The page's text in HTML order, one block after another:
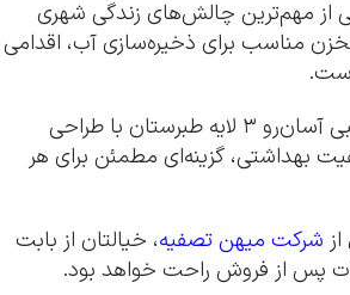
از مهم‌ترین چالش‌های زندگی شهری
مناسب برای ذخیره‌سازی آب، اقدامی
مخزن ۱۰۰۰ لیتری مکعبی آسان‌رو ۳ لایه طبرستان با طراحی
بهداشتی، گزینه‌ای مطمئن برای هر
شرکت میهن تصفیه، خیالتان از بابت
پس از فروش راحت خواهد بود.